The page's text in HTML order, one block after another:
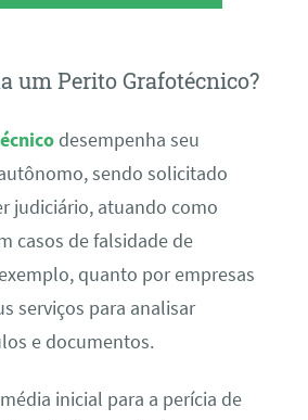
um Perito Grafotécnico?
desempenha seu
sendo solicitado
judiciário, atuando como
casos de falsidade de
quanto por empresas
serviços para analisar
e documentos.
inicial para a perícia de